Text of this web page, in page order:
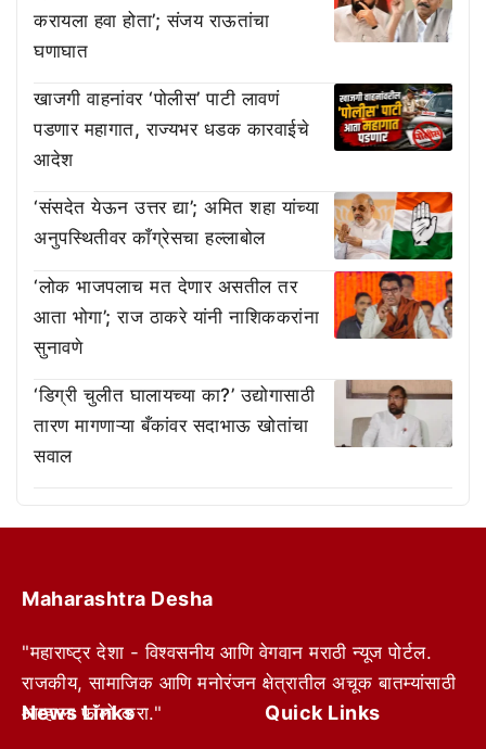
करायला हवा होता’; संजय राऊतांचा
घणाघात
खाजगी वाहनांवर ‘पोलीस’ पाटी लावणं
पडणार महागात, राज्यभर धडक कारवाईचे
आदेश
‘संसदेत येऊन उत्तर द्या’; अमित शहा यांच्या
अनुपस्थितीवर काँग्रेसचा हल्लाबोल
‘लोक भाजपलाच मत देणार असतील तर
आता भोगा’; राज ठाकरे यांनी नाशिककरांना
सुनावणे
‘डिग्री चुलीत घालायच्या का?’ उद्योगासाठी
तारण मागणाऱ्या बँकांवर सदाभाऊ खोतांचा
सवाल
Maharashtra Desha
"महाराष्ट्र देशा - विश्वसनीय आणि वेगवान मराठी न्यूज पोर्टल.
राजकीय, सामाजिक आणि मनोरंजन क्षेत्रातील अचूक बातम्यांसाठी
आम्हाला फॉलो करा."
News Links Quick Links